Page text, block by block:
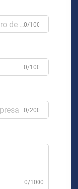
0/100
0/100
0/200
0/1000